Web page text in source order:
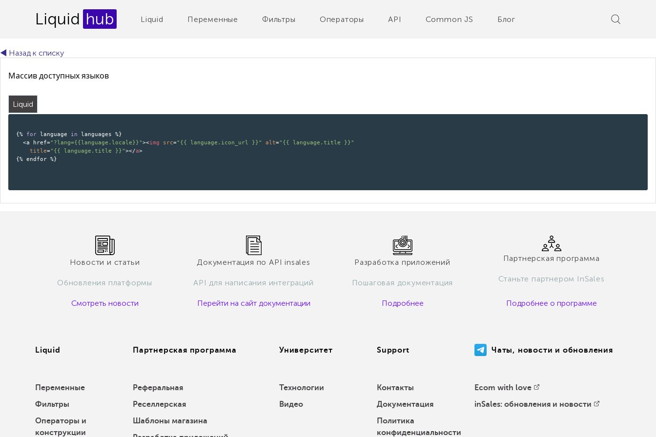
Liquid hub Liquid Переменные Фильтры Операторы API Common JS Блог
◄ Назад к списку
Массив доступных языков
Liquid
{% for language in languages %}
  <a href=
"?lang={{language.locale}}"><img src="{{ language.icon_url }}" alt="{{ language.title }}"
title="{{ language.title }}"></a>
{% endfor %}
Новости и статьи
Обновления платформы
Смотреть новости
Документация по API insales
API для написания интеграций
Перейти на сайт документации
Разработка приложений
Пошаговая документация
Подробнее
Партнерская программа
Станьте партнером InSales
Подробнее о программе
Liquid
Переменные
Фильтры
Операторы и
конструкции
Партнерская программа
Реферальная
Реселлерская
Шаблоны магазина
Университет
Технологии
Видео
Support
Контакты
Документация
Политика
конфиденциальности
Чаты, новости и обновления
Ecom with love
inSales: обновления и новости